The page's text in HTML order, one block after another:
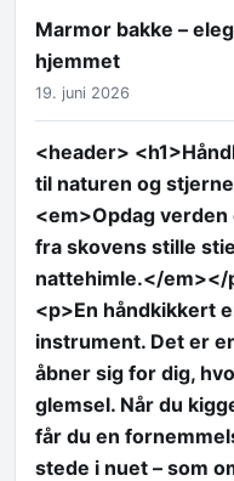
Marmor bakke –
hjemmet
19. juni 2026
<header>
til naturen og
<em>Opdag
fra skovens stille
nattehimle.</
<p>En håndkikkert
instrument. Det er
åbner sig for dig,
glemsel. Når du
får du en
stede i nuet – som